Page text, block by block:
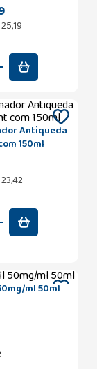
25,19
Antiqueda
150ml
23,42
ml 50ml